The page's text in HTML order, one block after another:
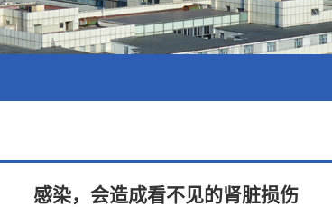
感染，会造成看不见的肾脏损伤